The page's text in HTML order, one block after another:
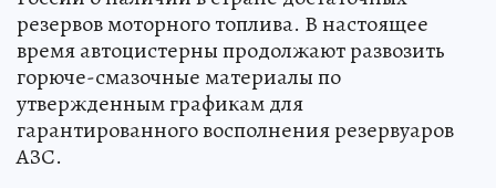
резервов моторного топлива. В настоящее
время автоцистерны продолжают развозить
горюче-смазочные материалы по
утвержденным графикам для
гарантированного восполнения резервуаров
АЗС.